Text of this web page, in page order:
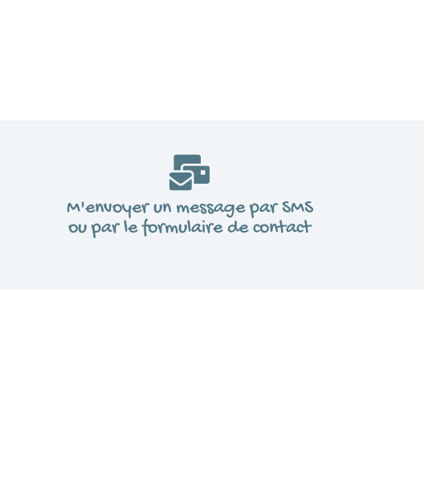
M'envoyer un message par SMS
ou par le formulaire de contact